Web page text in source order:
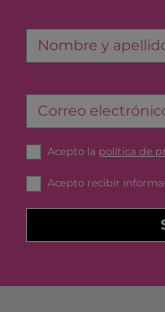
Nombre y
Correo
Acepto la política de
Acepto recibir